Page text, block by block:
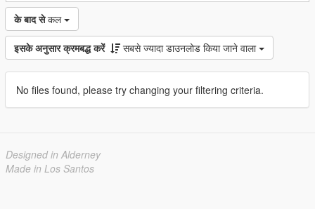
के बाद से कल
इसके अनुसार क्रमबद्ध करें सबसे ज्यादा डाउनलोड किया जाने वाला
No files found, please try changing your filtering criteria.
Designed in Alderney
Made in Los Santos